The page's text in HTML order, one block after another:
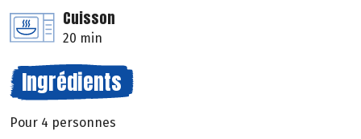
Cuisson
20 min
Ingrédients
Pour 4 personnes